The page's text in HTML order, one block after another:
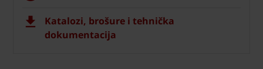
Katalozi, brošure i tehnička
dokumentacija